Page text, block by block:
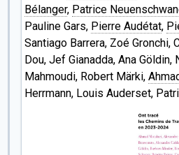
Bélanger, Patrice
Pauline Gars, Pierre Audétat,
Santiago Barrera, Zoé Gronchi,
Dou, Jef Gianadda, Ana
Mahmoudi, Robert Märki,
Herrmann, Louis Auderset,